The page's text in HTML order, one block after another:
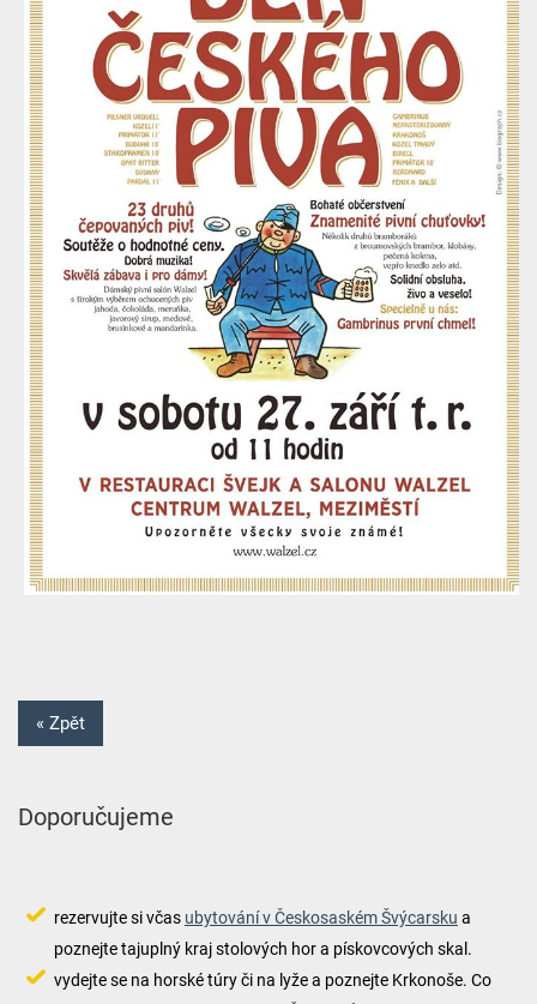
« Zpět
Doporučujeme
rezervujte si včas ubytování v Českosaském Švýcarsku a
poznejte tajuplný kraj stolových hor a pískovcových skal.
vydejte se na horské túry či na lyže a poznejte Krkonoše. Co